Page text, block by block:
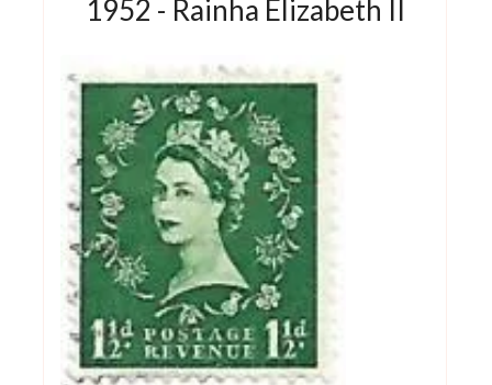
1952 - Rainha Elizabeth II